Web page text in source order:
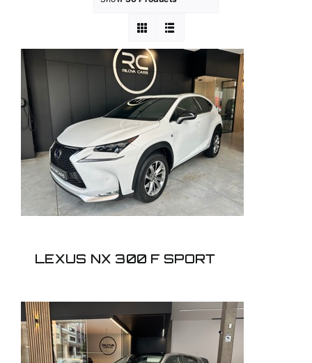
LEXUS NX 300 F
SPORT
LEXUS NX 300 F SPORT